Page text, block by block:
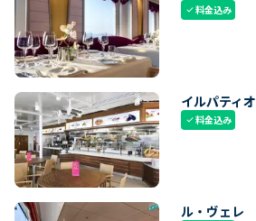
check料金込み
イルパティオ
check料金込み
ル・ヴェレ